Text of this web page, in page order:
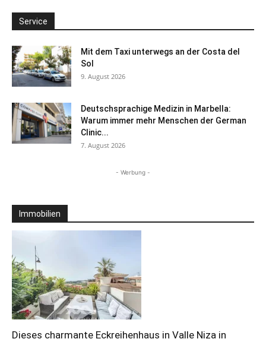
Service
Mit dem Taxi unterwegs an der Costa del
Sol
9. August 2026
Deutschsprachige Medizin in Marbella:
Warum immer mehr Menschen der German
Clinic...
7. August 2026
- Werbung -
Immobilien
Dieses charmante Eckreihenhaus in Valle Niza in